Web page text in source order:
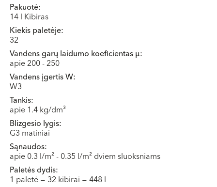
Pakuotė:
14 l Kibiras
Kiekis paletėje:
32
Vandens garų laidumo koeficientas µ:
apie 200 - 250
Vandens įgertis W:
W3
Tankis:
apie 1.4 kg/dm³
Blizgesio lygis:
G3 matiniai
Sąnaudos:
apie 0.3 l/m² - 0.35 l/m² dviem sluoksniams
Paletės dydis:
1 paletė = 32 kibirai = 448 l